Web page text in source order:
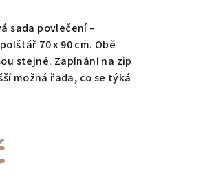
sada povlečení –
70 x 90 cm. Obě
stejné. Zapínání na zip
možná řada, co se týká